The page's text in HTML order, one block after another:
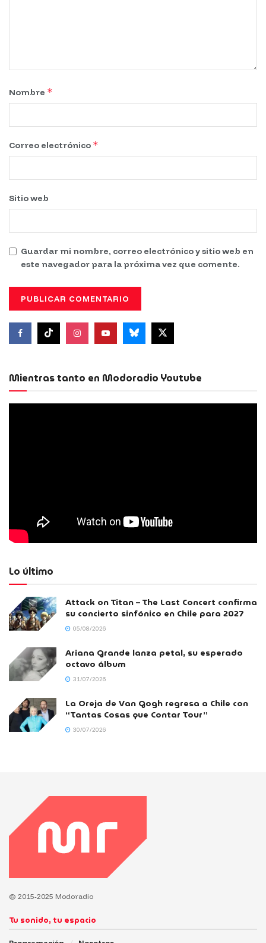
Nombre *
Correo electrónico *
Sitio web
Guardar mi nombre, correo electrónico y sitio web en
este navegador para la próxima vez que comente.
Mientras tanto en Modoradio Youtube
Lo último
Attack on Titan – The Last Concert confirma
su concierto sinfónico en Chile para 2027
05/08/2026
Ariana Grande lanza petal, su esperado
octavo álbum
31/07/2026
La Oreja de Van Gogh regresa a Chile con
“Tantas Cosas que Contar Tour”
30/07/2026
© 2015-2025 Modoradio
Tu sonido, tu espacio